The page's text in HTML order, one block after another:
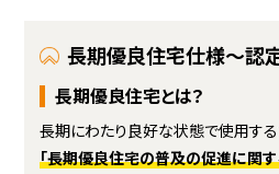
長期優良住宅仕様～認
長期優良住宅とは？
長期にわたり良好な状態で使用する
「長期優良住宅の普及の促進に関